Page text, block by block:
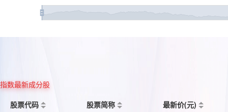
指数最新成分股
股票代码
股票简称 最新价(元)